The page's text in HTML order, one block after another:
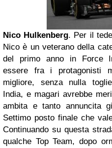
Nico Hulkenberg. Per il
Nico è un veterano della
del primo anno in Force
essere fra i protagonisti
migliore, senza nulla
India, e magari avrebbe
ambita e tanto annuncita
Settimo posto finale che
Continuando su questa
qualche Top Team, dopo